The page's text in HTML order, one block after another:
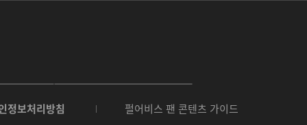
N
E
정보처리방침
펄어비스 팬 콘텐츠 가이드